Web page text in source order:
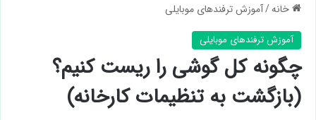
خانه/آموزش ترفندهای موبایلی
آموزش ترفندهای موبایلی
چگونه کل گوشی را ریست کنیم؟
(بازگشت به تنظیمات کارخانه)